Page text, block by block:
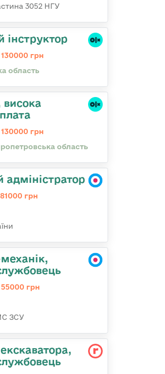
3052 НГУ
інструктор
грн
область
висока
грн
область
грн
грн
ЗСУ